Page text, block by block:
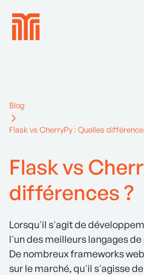
Blog
Flask vs CherryPy : Quelles
Flask vs
différences ?
Lorsqu'il s'agit de
l'un des meilleurs langages
De nombreux frameworks
sur le marché, qu'il s'agisse